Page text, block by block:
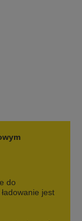
do
jest